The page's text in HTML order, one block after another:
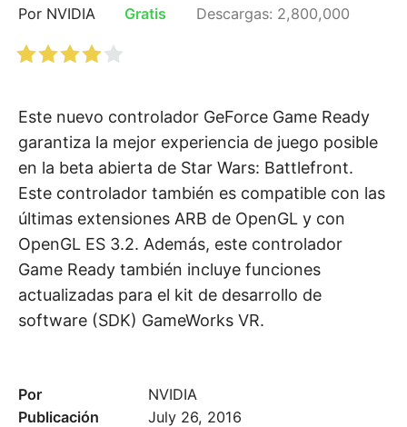
Por NVIDIA Gratis Descargas: 2,800,000
Este nuevo controlador GeForce Game Ready
garantiza la mejor experiencia de juego posible
en la beta abierta de Star Wars: Battlefront.
Este controlador también es compatible con las
últimas extensiones ARB de OpenGL y con
OpenGL ES 3.2. Además, este controlador
Game Ready también incluye funciones
actualizadas para el kit de desarrollo de
software (SDK) GameWorks VR.
Por
NVIDIA
Publicación
July 26, 2016